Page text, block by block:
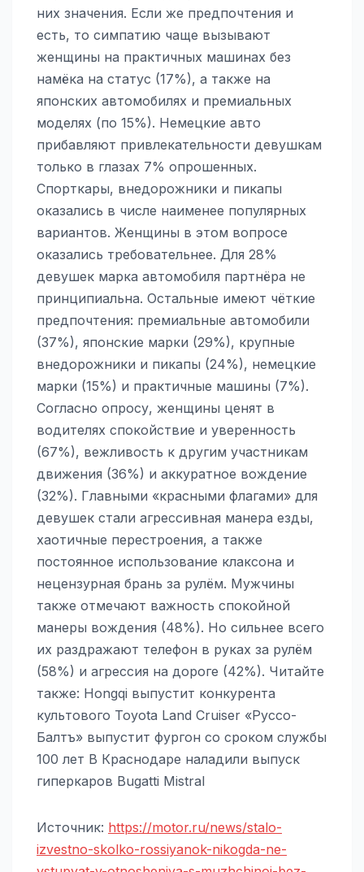
них значения. Если же предпочтения и
есть, то симпатию чаще вызывают
женщины на практичных машинах без
намёка на статус (17%), а также на
японских автомобилях и премиальных
моделях (по 15%). Немецкие авто
прибавляют привлекательности девушкам
только в глазах 7% опрошенных.
Спорткары, внедорожники и пикапы
оказались в числе наименее популярных
вариантов. Женщины в этом вопросе
оказались требовательнее. Для 28%
девушек марка автомобиля партнёра не
принципиальна. Остальные имеют чёткие
предпочтения: премиальные автомобили
(37%), японские марки (29%), крупные
внедорожники и пикапы (24%), немецкие
марки (15%) и практичные машины (7%).
Согласно опросу, женщины ценят в
водителях спокойствие и уверенность
(67%), вежливость к другим участникам
движения (36%) и аккуратное вождение
(32%). Главными «красными флагами» для
девушек стали агрессивная манера езды,
хаотичные перестроения, а также
постоянное использование клаксона и
нецензурная брань за рулём. Мужчины
также отмечают важность спокойной
манеры вождения (48%). Но сильнее всего
их раздражают телефон в руках за рулём
(58%) и агрессия на дороге (42%). Читайте
также: Hongqi выпустит конкурента
культового Toyota Land Cruiser «Руссо-
Балтъ» выпустит фургон со сроком службы
100 лет В Краснодаре наладили выпуск
гиперкаров Bugatti Mistral
Источник: https://motor.ru/news/stalo-
izvestno-skolko-rossiyanok-nikogda-ne-